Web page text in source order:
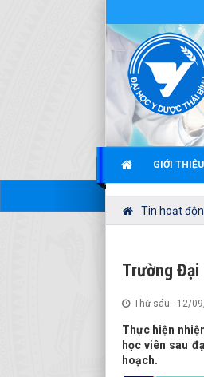
GIỚI THIỆU
Tin hoạt
Trường Đại
Thứ sáu - 12/
Thực hiện
học viên sau
hoạch.